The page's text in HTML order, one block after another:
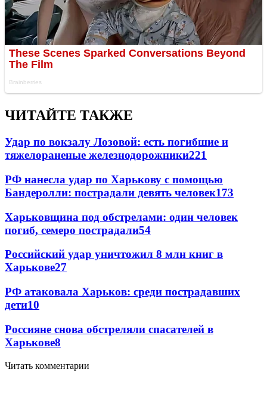
ЧИТАЙТЕ ТАКЖЕ
Удар по вокзалу Лозовой: есть погибшие и
тяжелораненые железнодорожники221
РФ нанесла удар по Харькову с помощью
Бандеролли: пострадали девять человек173
Харьковщина под обстрелами: один человек
погиб, семеро пострадали54
Российский удар уничтожил 8 млн книг в
Харькове27
РФ атаковала Харьков: среди пострадавших
дети10
Россияне снова обстреляли спасателей в
Харькове8
Читать комментарии